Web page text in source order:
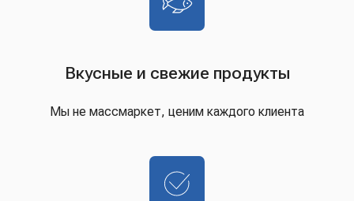
Вкусные и свежие продукты
Мы не массмаркет, ценим каждого клиента